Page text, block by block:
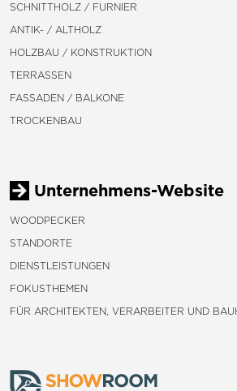
SCHNITTHOLZ / FURNIER
ANTIK- / ALTHOLZ
HOLZBAU / KONSTRUKTION
TERRASSEN
FASSADEN / BALKONE
TROCKENBAU
Unternehmens-Website
WOODPECKER
STANDORTE
DIENSTLEISTUNGEN
FOKUSTHEMEN
FÜR ARCHITEKTEN, VERARBEITER UND